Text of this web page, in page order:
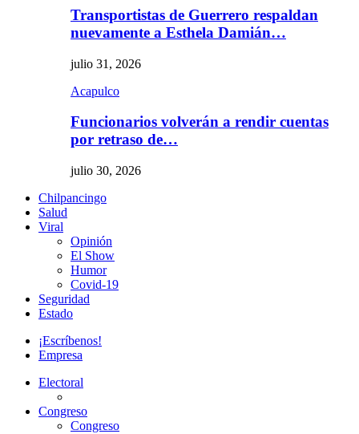
Transportistas de Guerrero respaldan
nuevamente a Esthela Damián…
julio 31, 2026
Acapulco
Funcionarios volverán a rendir cuentas
por retraso de…
julio 30, 2026
Chilpancingo
Salud
Viral
Opinión
El Show
Humor
Covid-19
Seguridad
Estado
¡Escríbenos!
Empresa
Electoral
Congreso
Congreso